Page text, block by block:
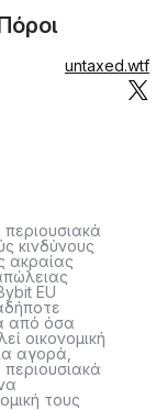
untaxed.wtf
κινδύνους
ακραίας
EU
από όσα
οικονομική
αγορά,
τους